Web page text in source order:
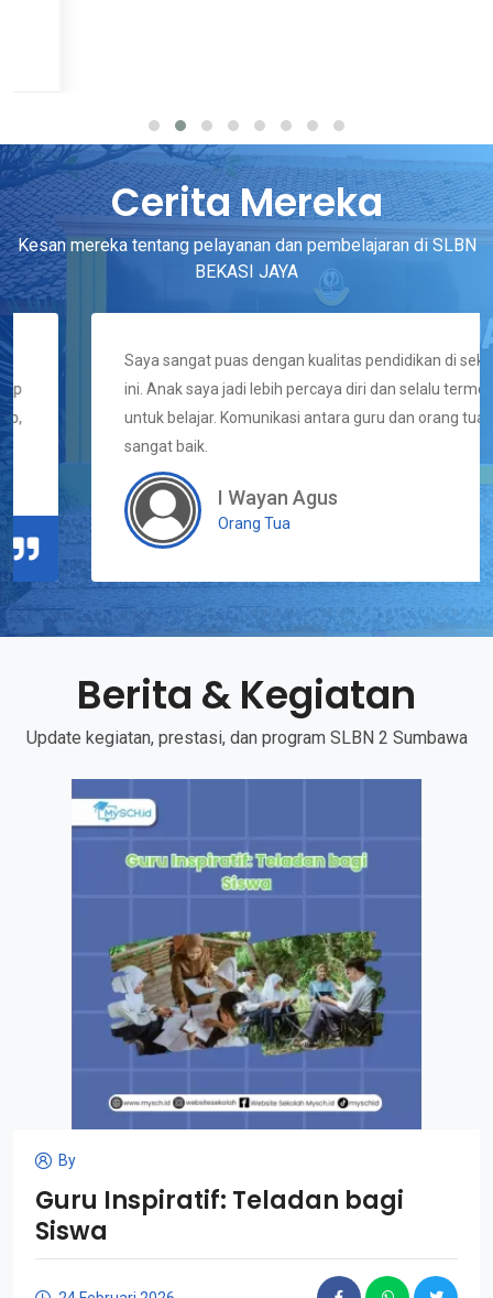
Cerita Mereka
Kesan mereka tentang pelayanan dan pembelajaran di SLBN
BEKASI JAYA
Saya sangat puas dengan kualitas pendidikan di sekolah
ini. Anak saya jadi lebih percaya diri dan selalu termotivasi
untuk belajar. Komunikasi antara guru dan orang tua juga
sangat baik.
I Wayan Agus
Orang Tua
Berita & Kegiatan
Update kegiatan, prestasi, dan program SLBN 2 Sumbawa
By
Guru Inspiratif: Teladan bagi
Siswa